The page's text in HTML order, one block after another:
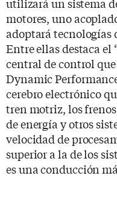
motores, uno
adoptará tecnologías
Entre ellas destaca el
central de control
Dynamic
cerebro electrónico
tren motriz, los
de energía y otros
velocidad de
superior a la de los
es una conducción